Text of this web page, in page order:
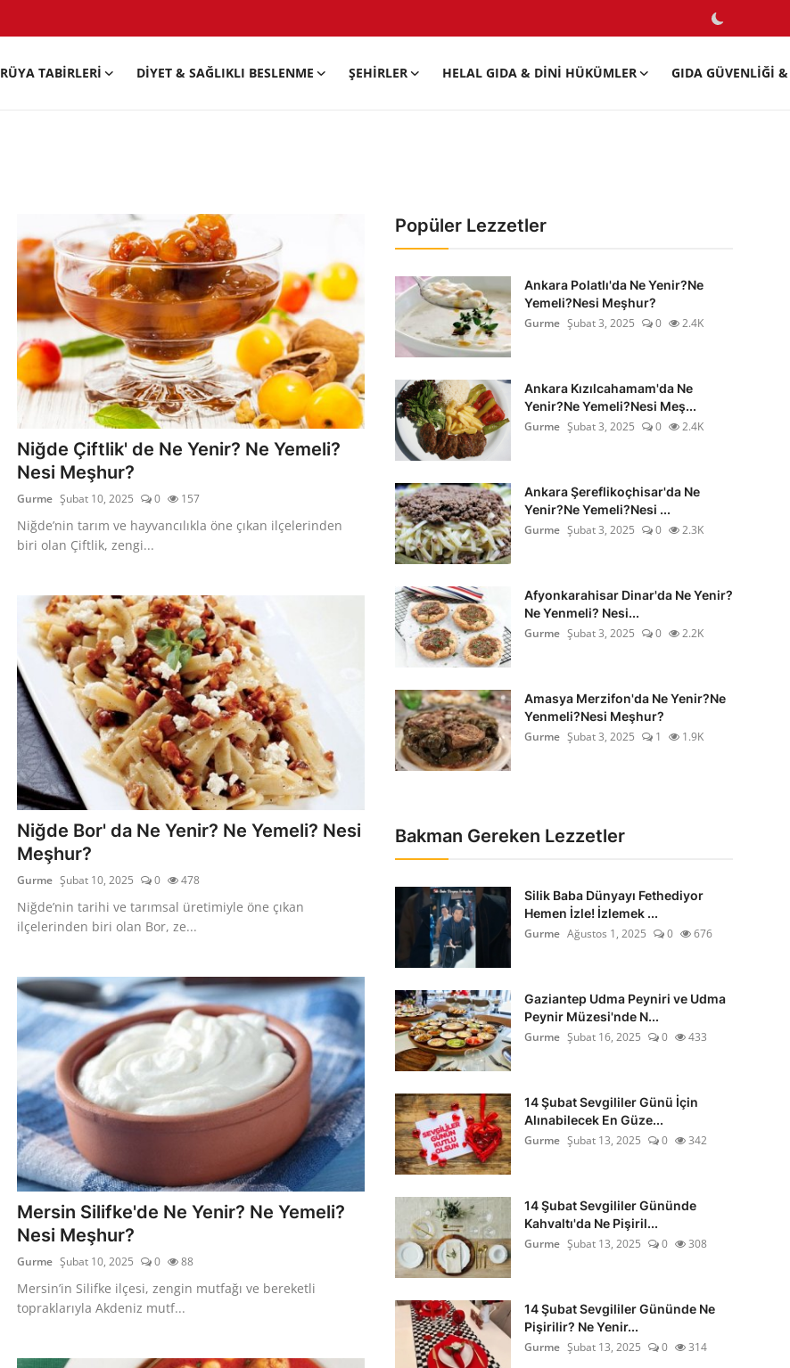
RÜYA TABIRLERI DIYET & SAĞLIKLI BESLENME ŞEHIRLER HELAL GIDA & DINI HÜKÜMLER GIDA GÜVENLIĞI
Niğde Çiftlik' de Ne Yenir? Ne Yemeli?
Nesi Meşhur?
Gurme Şubat 10, 2025 0 157
Niğde’nin tarım ve hayvancılıkla öne çıkan ilçelerinden
biri olan Çiftlik, zengi...
Niğde Bor' da Ne Yenir? Ne Yemeli? Nesi
Meşhur?
Gurme Şubat 10, 2025 0 478
Niğde’nin tarihi ve tarımsal üretimiyle öne çıkan
ilçelerinden biri olan Bor, ze...
Mersin Silifke'de Ne Yenir? Ne Yemeli?
Nesi Meşhur?
Gurme Şubat 10, 2025 0 88
Mersin’in Silifke ilçesi, zengin mutfağı ve bereketli
topraklarıyla Akdeniz mutf...
Popüler Lezzetler
Ankara Polatlı'da Ne Yenir?Ne
Yemeli?Nesi Meşhur?
Gurme Şubat 3, 2025 0 2.4K
Ankara Kızılcahamam'da Ne
Yenir?Ne Yemeli?Nesi Meş...
Gurme Şubat 3, 2025 0 2.4K
Ankara Şereflikoçhisar'da Ne
Yenir?Ne Yemeli?Nesi ...
Gurme Şubat 3, 2025 0 2.3K
Afyonkarahisar Dinar'da Ne Yenir?
Ne Yenmeli? Nesi...
Gurme Şubat 3, 2025 0 2.2K
Amasya Merzifon'da Ne Yenir?Ne
Yenmeli?Nesi Meşhur?
Gurme Şubat 3, 2025 1 1.9K
Bakman Gereken Lezzetler
Silik Baba Dünyayı Fethediyor
Hemen İzle! İzlemek ...
Gurme Ağustos 1, 2025 0 676
Gaziantep Udma Peyniri ve Udma
Peynir Müzesi'nde N...
Gurme Şubat 16, 2025 0 433
14 Şubat Sevgililer Günü İçin
Alınabilecek En Güze...
Gurme Şubat 13, 2025 0 342
14 Şubat Sevgililer Gününde
Kahvaltı'da Ne Pişiril...
Gurme Şubat 13, 2025 0 308
14 Şubat Sevgililer Gününde Ne
Pişirilir? Ne Yenir...
Gurme Şubat 13, 2025 0 314